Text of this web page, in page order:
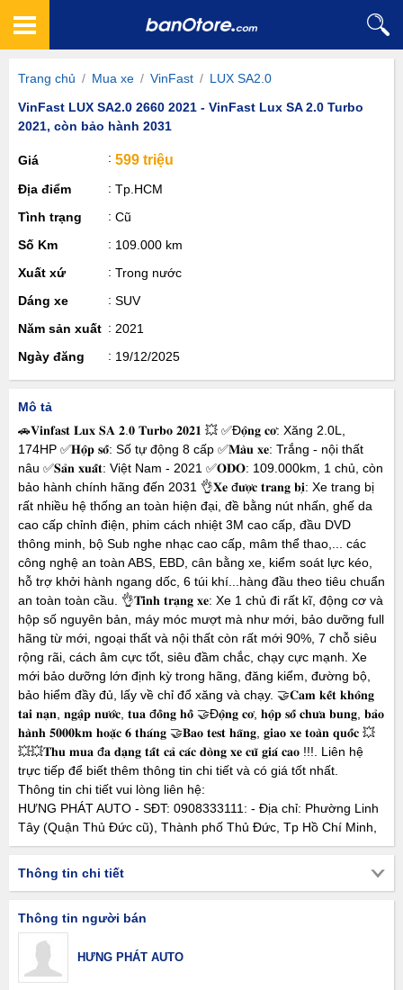
Trang chủ / Mua xe / VinFast / LUX SA2.0
VinFast LUX SA2.0 2660 2021 - VinFast Lux SA 2.0 Turbo
2021, còn bảo hành 2031
Giá 599 triệu
Địa điểm
Tp.HCM
Tình trạng
Cũ
Số Km
109.000 km
Xuất xứ
Trong nước
Dáng xe
SUV
Năm sản xuất
2021
Ngày đăng
19/12/2025
Mô tả
🚗𝐕𝐢𝐧𝐟𝐚𝐬𝐭 𝐋𝐮𝐱 𝐒𝐀 𝟐.𝟎 𝐓𝐮𝐫𝐛𝐨 𝟐𝟎𝟐𝟏 💥 ✅Đ𝐨̣̂𝐧𝐠 𝐜𝐨̛: Xăng 2.0L,
174HP ✅𝐇𝐨̣̂𝐩 𝐬𝐨̂́: Số tự động 8 cấp ✅𝐌𝐚̀𝐮 𝐱𝐞: Trắng - nội thất
nâu ✅𝐒𝐚̉𝐧 𝐱𝐮𝐚̂́𝐭: Việt Nam - 2021 ✅𝐎𝐃𝐎: 109.000km, 1 chủ, còn
bảo hành chính hãng đến 2031 👌𝐗𝐞 đ𝐮̛𝐨̛̣𝐜 𝐭𝐫𝐚𝐧𝐠 𝐛𝐢̣: Xe trang bị
rất nhiều hệ thống an toàn hiện đại, đề bằng nút nhấn, ghế da
cao cấp chỉnh điện, phim cách nhiệt 3M cao cấp, đầu DVD
thông minh, bộ Sub nghe nhạc cao cấp, mâm thể thao,... các
công nghệ an toàn ABS, EBD, cân bằng xe, kiểm soát lực kéo,
hỗ trợ khởi hành ngang dốc, 6 túi khí...hàng đầu theo tiêu chuẩn
an toàn toàn cầu. 👌𝐓𝐢̀𝐧𝐡 𝐭𝐫𝐚̣𝐧𝐠 𝐱𝐞: Xe 1 chủ đi rất kĩ, động cơ và
hộp số nguyên bản, máy móc mượt mà như mới, bảo dưỡng full
hãng từ mới, ngoại thất và nội thất còn rất mới 90%, 7 chỗ siêu
rộng rãi, cách âm cực tốt, siêu đầm chắc, chạy cực mạnh. Xe
mới bảo dưỡng lớn định kỳ trong hãng, đăng kiểm, đường bộ,
bảo hiểm đầy đủ, lấy về chỉ đổ xăng và chạy. 🤝𝐂𝐚𝐦 𝐤𝐞̂́𝐭 𝐤𝐡𝐨̂𝐧𝐠
𝐭𝐚𝐢 𝐧𝐚̣𝐧, 𝐧𝐠𝐚̣̂𝐩 𝐧𝐮̛𝐨̛́𝐜, 𝐭𝐮𝐚 đ𝐨̂̀𝐧𝐠 𝐡𝐨̂̀ 🤝Đ𝐨̣̂𝐧𝐠 𝐜𝐨̛, 𝐡𝐨̣̂𝐩 𝐬𝐨̂́ 𝐜𝐡𝐮̛𝐚 𝐛𝐮𝐧𝐠, 𝐛𝐚̉𝐨
𝐡𝐚̀𝐧𝐡 𝟓𝟎𝟎𝟎𝐤𝐦 𝐡𝐨𝐚̣̆𝐜 𝟔 𝐭𝐡𝐚́𝐧𝐠 🤝𝐁𝐚𝐨 𝐭𝐞𝐬𝐭 𝐡𝐚̃𝐧𝐠, 𝐠𝐢𝐚𝐨 𝐱𝐞 𝐭𝐨𝐚̀𝐧 𝐪𝐮𝐨̂́𝐜 💥
💥💥𝐓𝐡𝐮 𝐦𝐮𝐚 đ𝐚 𝐝𝐚̣𝐧𝐠 𝐭𝐚̂́𝐭 𝐜𝐚̉ 𝐜𝐚́𝐜 𝐝𝐨̀𝐧𝐠 𝐱𝐞 𝐜𝐮̃ 𝐠𝐢𝐚́ 𝐜𝐚𝐨 !!!. Liên hệ
trực tiếp để biết thêm thông tin chi tiết và có giá tốt nhất.
Thông tin chi tiết vui lòng liên hệ:
HƯNG PHÁT AUTO - SĐT: 0908333111: - Địa chỉ: Phường Linh
Tây (Quận Thủ Đức cũ), Thành phố Thủ Đức, Tp Hồ Chí Minh,
Thông tin chi tiết
Thông tin người bán
HƯNG PHÁT AUTO